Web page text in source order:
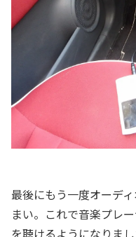
最後にもう一度オーデ
まい。これで音楽プレ
を聴けるようになりまし